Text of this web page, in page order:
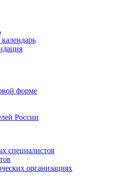
форме
России
специалистов
организациях